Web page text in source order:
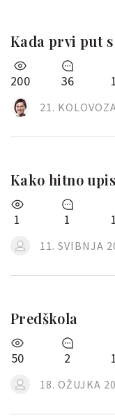
Kada prvi put
200 36
21.
Kako hitno
1 1
11. SVIBNJA
Predškola
50 2
18. OŽUJKA